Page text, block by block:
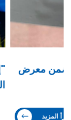
"إفريقيا”
الوقاية من
تكريم